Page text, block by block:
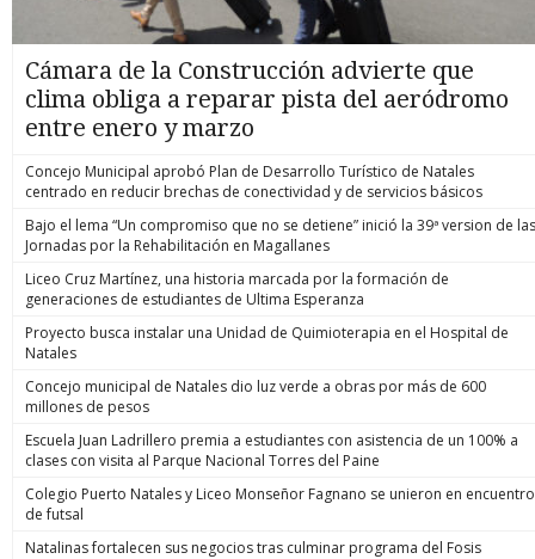
Cámara de la Construcción advierte que
clima obliga a reparar pista del aeródromo
entre enero y marzo
Concejo Municipal aprobó Plan de Desarrollo Turístico de Natales
centrado en reducir brechas de conectividad y de servicios básicos
Bajo el lema “Un compromiso que no se detiene” inició la 39ª version de las
Jornadas por la Rehabilitación en Magallanes
Liceo Cruz Martínez, una historia marcada por la formación de
generaciones de estudiantes de Ultima Esperanza
Proyecto busca instalar una Unidad de Quimioterapia en el Hospital de
Natales
Concejo municipal de Natales dio luz verde a obras por más de 600
millones de pesos
Escuela Juan Ladrillero premia a estudiantes con asistencia de un 100% a
clases con visita al Parque Nacional Torres del Paine
Colegio Puerto Natales y Liceo Monseñor Fagnano se unieron en encuentro
de futsal
Natalinas fortalecen sus negocios tras culminar programa del Fosis